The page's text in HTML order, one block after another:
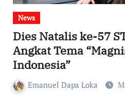
News
Dies Natalis ke-57
Angkat Tema
Indonesia”
Emanuel Dapa Loka